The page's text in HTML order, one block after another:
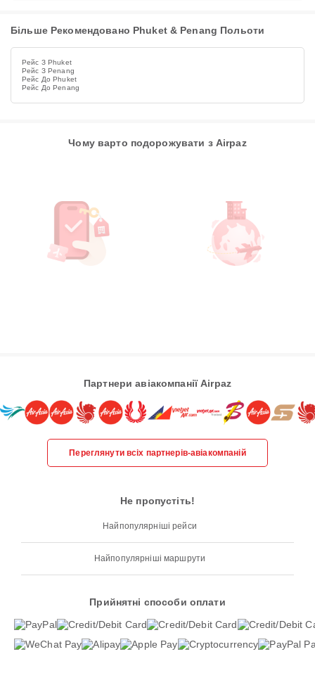
Більше Рекомендовано Phuket & Penang Польоти
Рейс З Phuket
Рейс З Penang
Рейс До Phuket
Рейс До Penang
Чому варто подорожувати з Airpaz
Партнери авіакомпанії Airpaz
Переглянути всіх партнерів-авіакомпаній
Не пропустіть!
Найпопулярніші рейси
Найпопулярніші маршрути
Прийнятні способи оплати